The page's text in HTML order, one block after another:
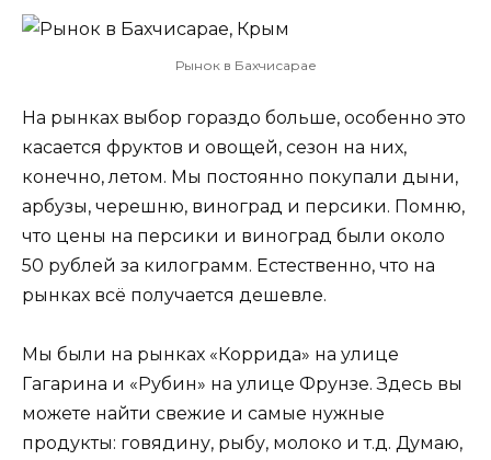
Рынок в Бахчисарае
На рынках выбор гораздо больше, особенно это
касается фруктов и овощей, сезон на них,
конечно, летом. Мы постоянно покупали дыни,
арбузы, черешню, виноград и персики. Помню,
что цены на персики и виноград были около
50 рублей за килограмм. Естественно, что на
рынках всё получается дешевле.
Мы были на рынках «Коррида» на улице
Гагарина и «Рубин» на улице Фрунзе. Здесь вы
можете найти свежие и самые нужные
продукты: говядину, рыбу, молоко и т.д. Думаю,